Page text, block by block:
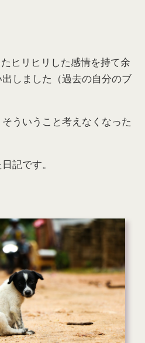
ヒリヒリした感情を持て余
しました（過去の自分のブ
ういうこと考えなくなった
記です。